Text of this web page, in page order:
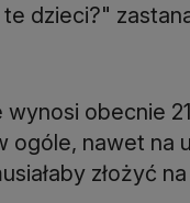
dzieci?"
obecnie
nawet na
złożyć